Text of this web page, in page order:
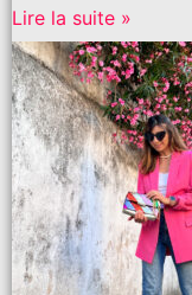
Lire la suite »